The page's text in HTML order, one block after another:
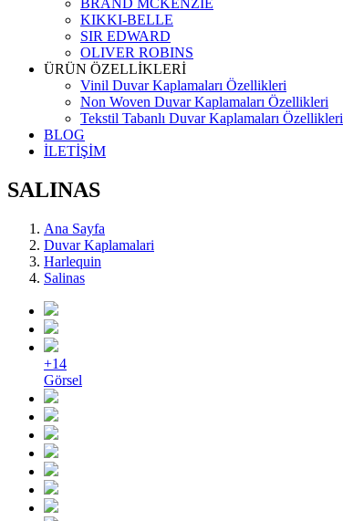
BRAND MCKENZİE
KIKKI-BELLE
SIR EDWARD
OLIVER ROBINS
ÜRÜN ÖZELLİKLERİ
Vinil Duvar Kaplamaları Özellikleri
Non Woven Duvar Kaplamaları Özellikleri
Tekstil Tabanlı Duvar Kaplamaları Özellikleri
BLOG
İLETİŞİM
SALINAS
Ana Sayfa
Duvar Kaplamalari
Harlequin
Salinas
+14
Görsel